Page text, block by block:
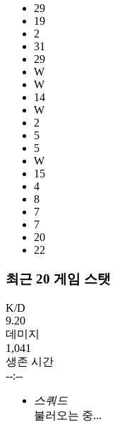
29
19
2
31
29
W
W
14
W
2
5
5
W
15
4
8
7
7
20
22
최근 20 게임 스탯
K/D
9.20
데미지
1,041
생존 시간
--:--
스쿼드
불러오는 중...